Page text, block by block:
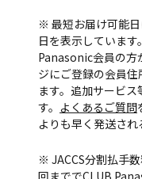
※ 最短お届け可能
日を表示していま
Panasonic会員の方
ジにご登録の会員
ます。追加サービ
す。 よくあるご質問
よりも早く発送され
※ JACCS分割払手
回まででCLUB